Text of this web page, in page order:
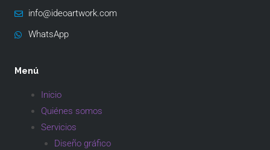
info@ideoartwork.com
WhatsApp
Menú
Inicio
Quiénes somos
Servicios
Diseño gráfico